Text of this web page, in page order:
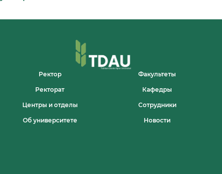
Ректор Факультеты
Ректорат Кафедры
Центры и отделы Сотрудники
Об университете Новости